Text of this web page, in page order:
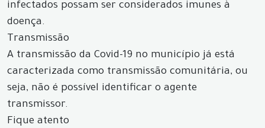
infectados possam ser considerados imunes à
doença.
Transmissão
A transmissão da Covid-19 no município já está
caracterizada como transmissão comunitária, ou
seja, não é possível identificar o agente
transmissor.
Fique atento